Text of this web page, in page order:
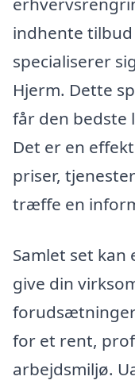
indhente
specialiserer
Hjerm. Dette
får den bedste
Det er en
priser,
træffe en
Samlet set
give din
forudsætninger
for et rent,
arbejdsmiljø.